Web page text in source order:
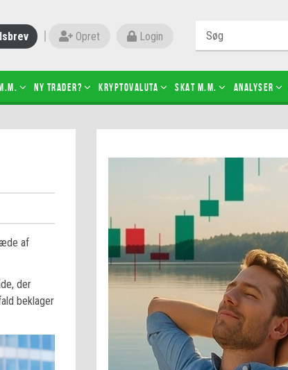
Opret Login
Ny trader?
de nye ESMA-regler
af aktier – hvad er det?
Futures-kontrakter
Kopier Jeppe Kirk Bonde
Kryptovaluta SKAT m.m. Analyser
af
der
beklager